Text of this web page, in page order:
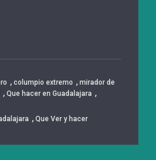
, columpio extremo , mirador de
, Que hacer en Guadalajara ,
, Que Ver y hacer